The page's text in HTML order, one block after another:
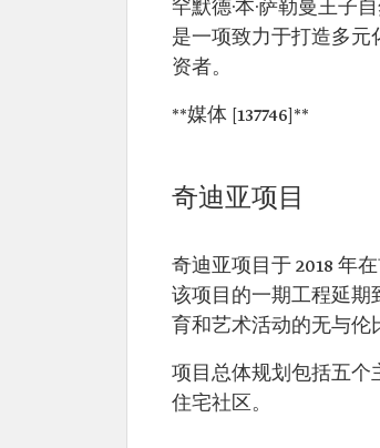
罕默德·本·萨勒曼王子
是一项致力于打造多
资者。
**媒体 [137746]**
奇迪亚项目
奇迪亚项目于 2018 年
该项目的一期工程延期
育和艺术活动的无与伦
项目总体规划包括五个
住宅社区。